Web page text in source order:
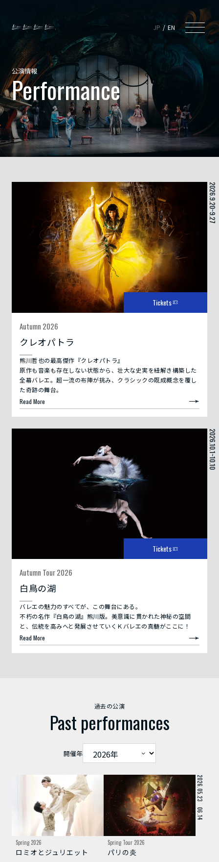
JP EN
公演情報
Performance
Tickets
2026.9.20~9.27
Autumn 2026
クレオパトラ
熊川哲也の最高傑作『クレオパトラ』
原作も音楽も存在しない状態から、壮大な史実を紐解き構築した
全幕バレエ。超一流の布陣が挑み、クラシックの既成概念を覆し
た奇跡の舞台。
Read More
Tickets
2026.10.1~10.10
Autumn Tour 2026
白鳥の湖
バレエの魅力のすべてが、この舞台にある――。
不朽の名作『白鳥の湖』熊川版。美意識に貫かれた神秘の空間
と、伝統を高みへと発展させていくＫバレエの真髄がここに！
Read More
過去の公演
Past performances
開催年
2026.03.08～22
Spring 2026
ロミオとジュリエット
2026.05.23～06.14
Spring Tour 2026
パリの炎